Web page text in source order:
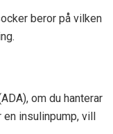
beror på vilken
om du hanterar
insulinpump, vill